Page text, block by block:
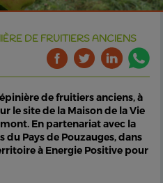
DE FRUITIERS ANCIENS
de fruitiers anciens, à
le site de la Maison de la Vie
En partenariat avec la
Pays de Pouzauges, dans
à Energie Positive pour